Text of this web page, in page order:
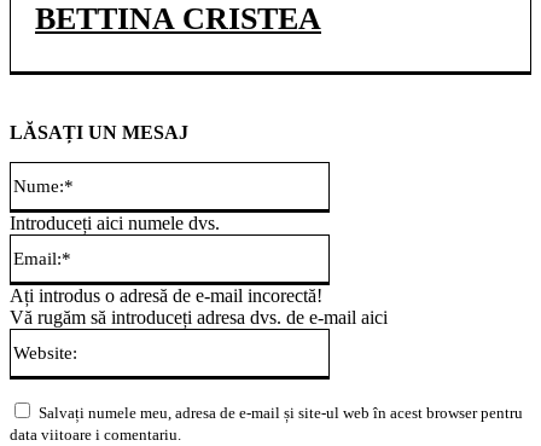
BETTINA CRISTEA
LĂSAȚI UN MESAJ
Introduceți aici numele dvs.
Ați introdus o adresă de e-mail incorectă!
Vă rugăm să introduceți adresa dvs. de e-mail aici
Salvați numele meu, adresa de e-mail și site-ul web în acest browser pentru
data viitoare i comentariu.